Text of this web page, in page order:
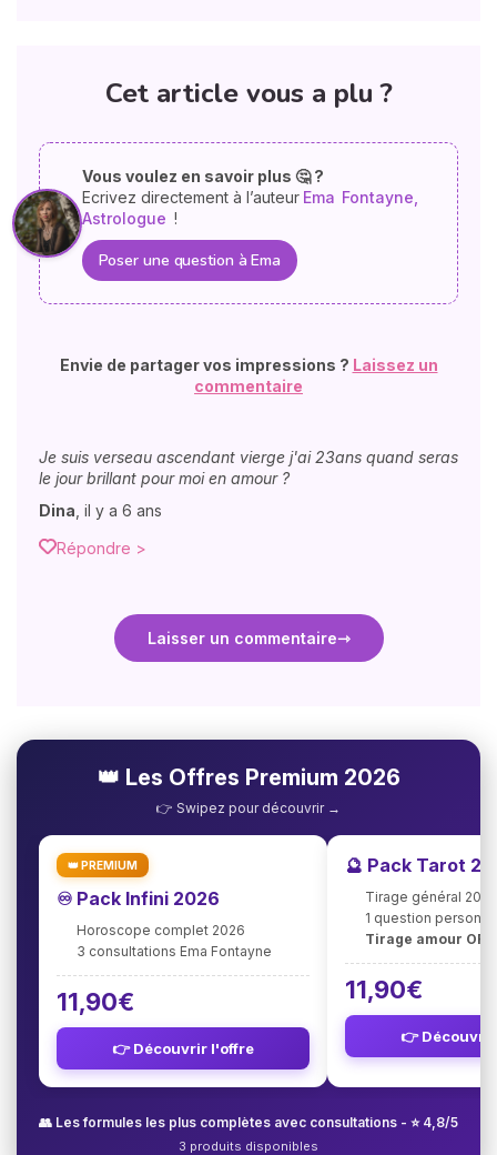
Cet article vous a plu ?
Vous voulez en savoir plus 🤔 ?
Ecrivez directement à l’auteur Ema Fontayne,
Astrologue !
Poser une question à Ema
Envie de partager vos impressions ? Laissez un
commentaire
Je suis verseau ascendant vierge j'ai 23ans quand seras
le jour brillant pour moi en amour ?
Dina il y a 6 ans
Répondre >
Laisser un commentaire
👑 Les Offres Premium 2026
👉 Swipez pour découvrir →
👑 PREMIUM
♾️ Pack Infini 2026
Horoscope complet 2026
3 consultations Ema Fontayne
11,90€
👉 Découvrir l'offre
🔮 Pack Tarot
Tirage général 2026
1 question
Tirage amour
11,90€
👉
👥 Les formules les plus complètes avec consultations - ⭐ 4,8/5
3 produits disponibles